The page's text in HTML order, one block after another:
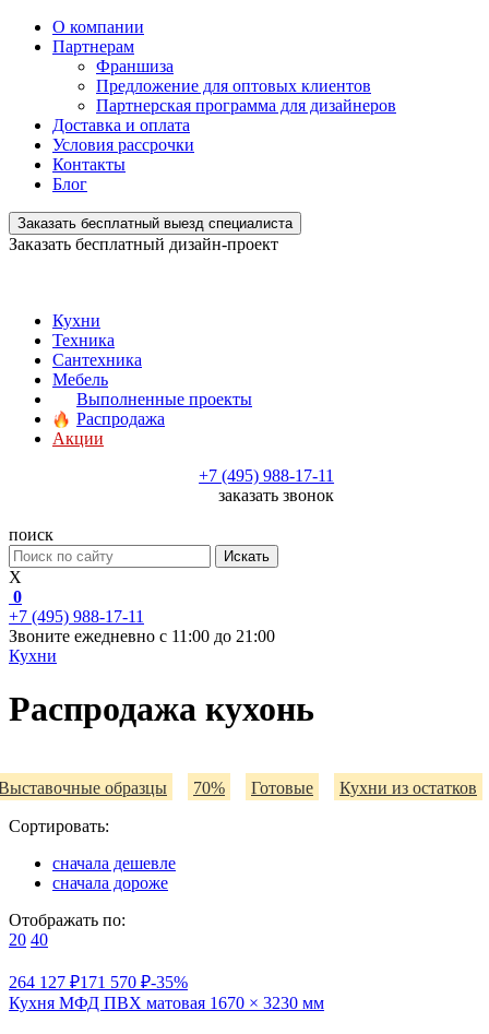
О компании
Партнерам
Франшиза
Предложение для оптовых клиентов
Партнерская программа для дизайнеров
Доставка и оплата
Условия рассрочки
Контакты
Блог
Заказать бесплатный выезд специалиста
Заказать бесплатный дизайн-проект
Кухни
Техника
Сантехника
Мебель
Выполненные проекты
Распродажа
Акции
+7 (495) 988-17-11
заказать звонок
поиск
Искать
X
0
+7 (495) 988-17-11
Звоните ежедневно с 11:00 до 21:00
Кухни
Распродажа кухонь
образцы 70% Готовые Кухни из остатков
Уценка
Сортировать:
сначала дешевле
сначала дороже
Отображать по:
20 40
264 127 ₽171 570 ₽-35%
Кухня МФД ПВХ матовая 1670 × 3230 мм